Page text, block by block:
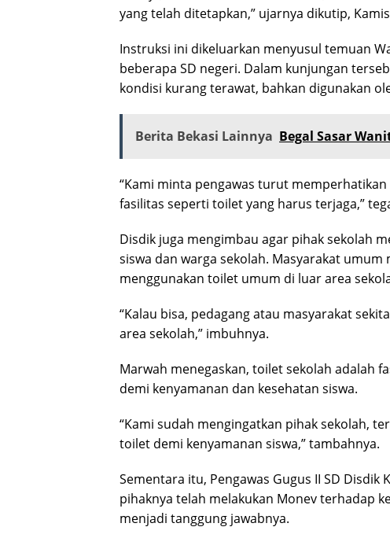
yang telah ditetapkan,” ujarnya dikutip,
Instruksi ini dikeluarkan menyusul temuan
beberapa SD negeri. Dalam kunjungan
kondisi kurang terawat, bahkan digunakan
Berita Bekasi Lainnya Begal Sasar
“Kami minta pengawas turut
fasilitas seperti toilet yang harus terjaga,”
Disdik juga mengimbau agar pihak sekolah
siswa dan warga sekolah. Masyarakat
menggunakan toilet umum di luar area
“Kalau bisa, pedagang atau masyarakat
area sekolah,” imbuhnya.
Marwah menegaskan, toilet sekolah adalah
demi kenyamanan dan kesehatan siswa.
“Kami sudah mengingatkan pihak sekolah,
toilet demi kenyamanan siswa,” tambahnya.
Sementara itu, Pengawas Gugus II SD
pihaknya telah melakukan Monev terhadap
menjadi tanggung jawabnya.